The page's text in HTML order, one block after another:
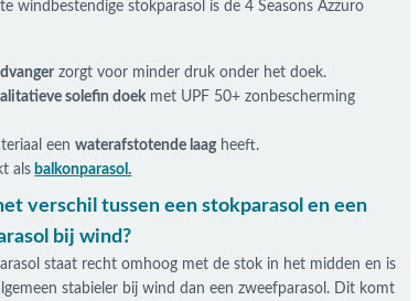
windbestendige stokparasol is de 4 Seasons Azzuro
zorgt voor minder druk onder het doek.
solefin doekmet UPF 50+ zonbescherming
eenwaterafstotende laagheeft.
als balkonparasol.
verschil tussen een stokparasol en een
bij wind?
staat recht omhoog met de stok in het midden en is
stabieler bij wind dan een zweefparasol. Dit komt